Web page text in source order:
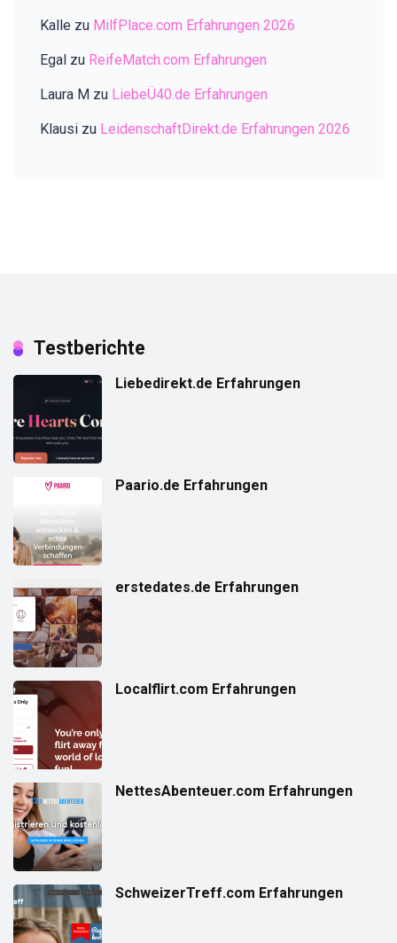
Kalle zu MilfPlace.com Erfahrungen 2026
Egal zu ReifeMatch.com Erfahrungen
Laura M zu LiebeÜ40.de Erfahrungen
Klausi zu LeidenschaftDirekt.de Erfahrungen 2026
Testberichte
Liebedirekt.de Erfahrungen
Paario.de Erfahrungen
erstedates.de Erfahrungen
Localflirt.com Erfahrungen
NettesAbenteuer.com Erfahrungen
SchweizerTreff.com Erfahrungen